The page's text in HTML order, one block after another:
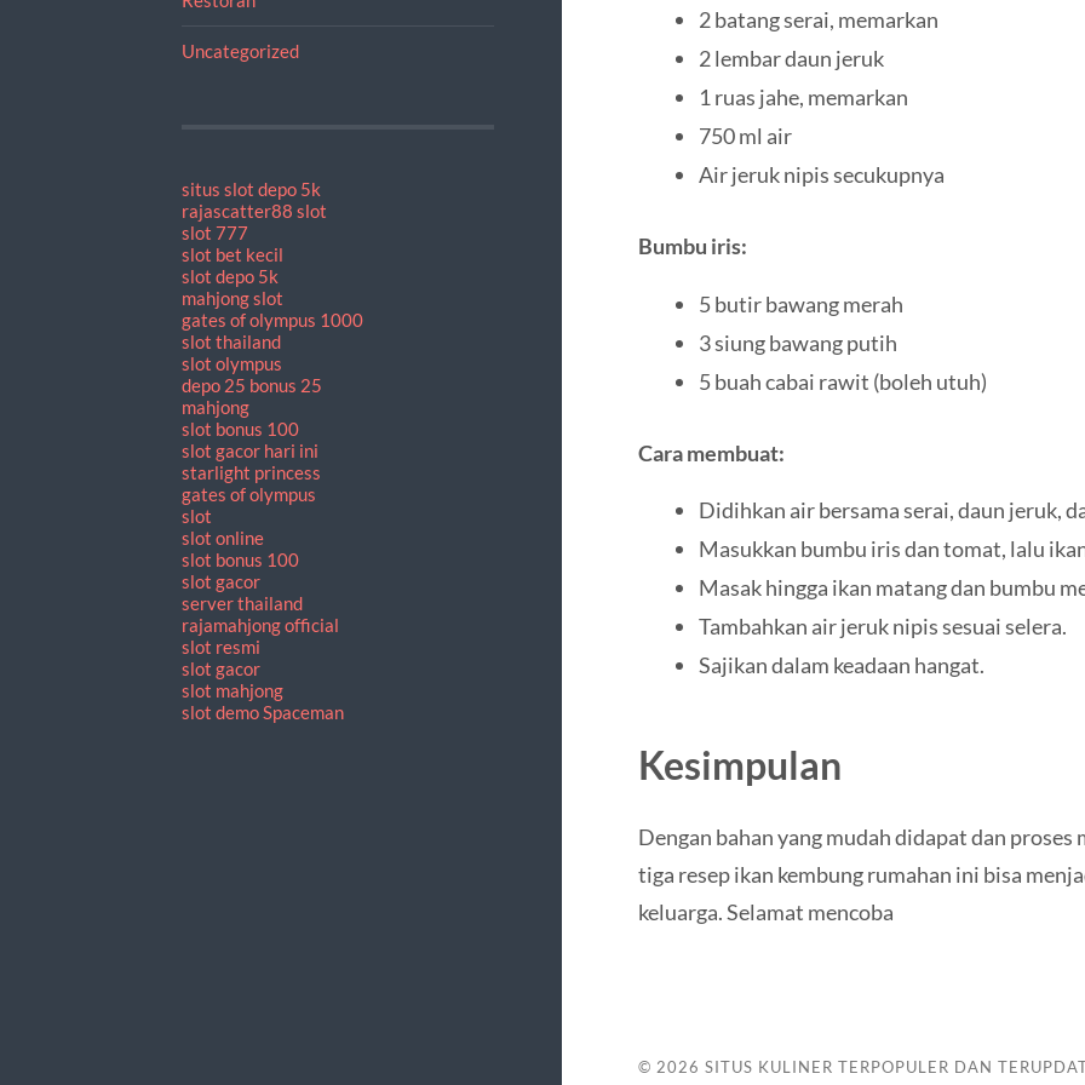
Uncategorized
situs slot depo 5k
rajascatter88 slot
slot 777
slot bet kecil
slot depo 5k
mahjong slot
gates of olympus 1000
slot thailand
slot olympus
depo 25 bonus 25
mahjong
slot bonus 100
slot gacor hari ini
starlight princess
gates of olympus
slot
slot online
slot bonus 100
slot gacor
server thailand
rajamahjong official
slot resmi
slot gacor
slot mahjong
slot demo Spaceman
2 batang serai, memarkan
2 lembar daun jeruk
1 ruas jahe, memarkan
750 ml air
Air jeruk nipis secukupnya
Bumbu iris:
5 butir bawang merah
3 siung bawang putih
5 buah cabai rawit (boleh utuh)
Cara membuat:
Didihkan air bersama serai, daun jeruk,
Masukkan bumbu iris dan tomat, lalu
Masak hingga ikan matang dan bumbu
Tambahkan air jeruk nipis sesuai selera.
Sajikan dalam keadaan hangat.
Kesimpulan
Dengan bahan yang mudah didapat dan proses
tiga resep ikan kembung rumahan ini bisa
keluarga. Selamat mencoba
© 2026 SITUS KULINER TERPOPULER DAN